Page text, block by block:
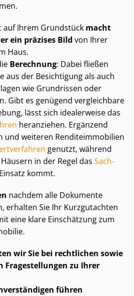
auf Ihrem Grundstück macht
ein präzises Bild von Ihrer
Haus.
Berechnung: Dabei fließen
aus der Besichtigung als auch
wie Grundrissen oder
Gibt es genügend vergleichbare
lässt sich idealerweise das
heranziehen. Ergänzend
und weiteren Ren­di­teim­mo­bi­li­en
genutzt, während
in der Regel das Sach­
kommt.
nachdem alle Dokumente
erhalten Sie Ihr Kurzgutachten
eine klare Einschätzung zum
wir Sie bei rechtlichen sowie
Fragestellungen zu Ihrer
führen